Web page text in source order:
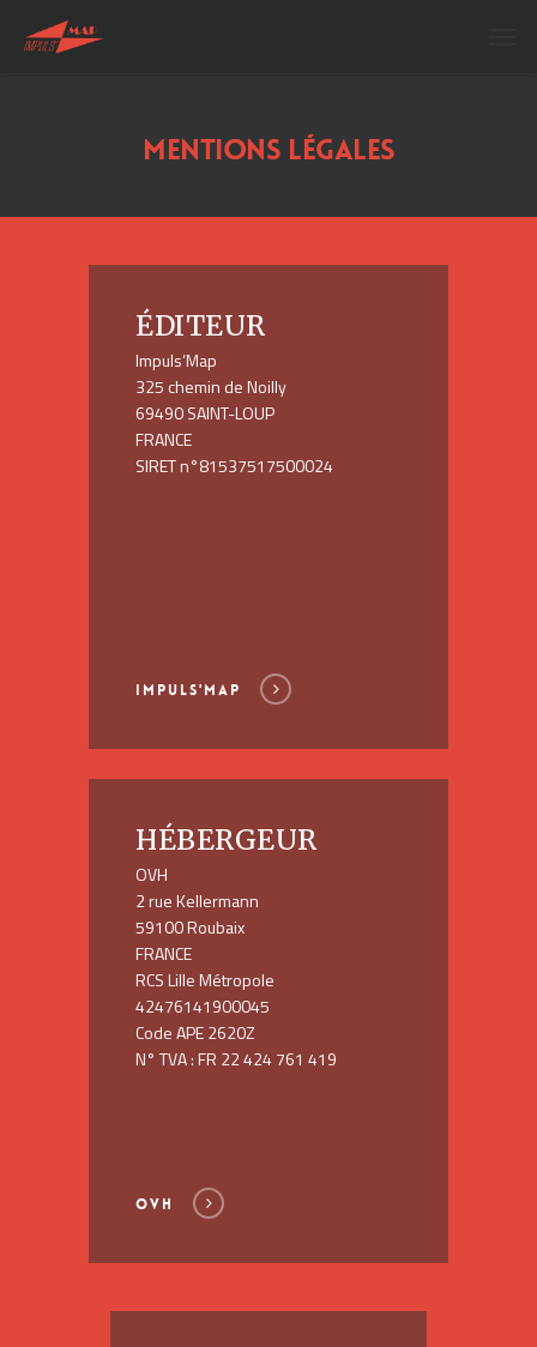
Mentions légales
ÉDITEUR
Impuls’Map
325 chemin de Noilly
69490 SAINT-LOUP
FRANCE
SIRET n°81537517500024
IMPULS'MAP
HÉBERGEUR
OVH
2 rue Kellermann
59100 Roubaix
FRANCE
RCS Lille Métropole
42476141900045
Code APE 2620Z
N° TVA : FR 22 424 761 419
OVH